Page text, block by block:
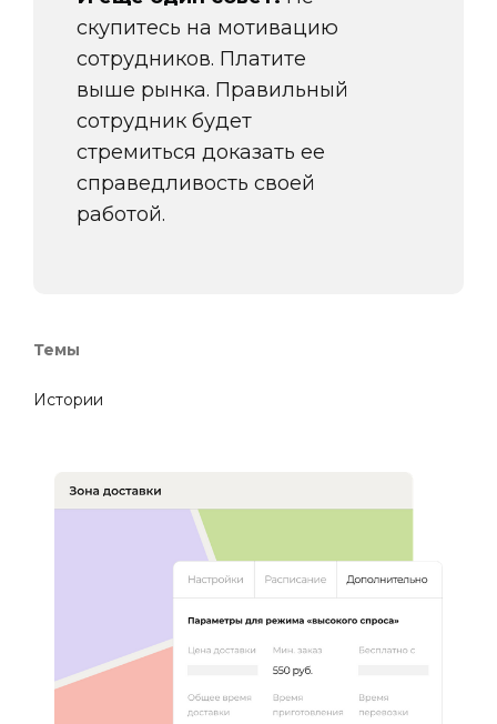
скупитесь на мотивацию
сотрудников. Платите
выше рынка. Правильный
сотрудник будет
стремиться доказать ее
справедливость своей
работой.
Темы
Истории
📚
🍔